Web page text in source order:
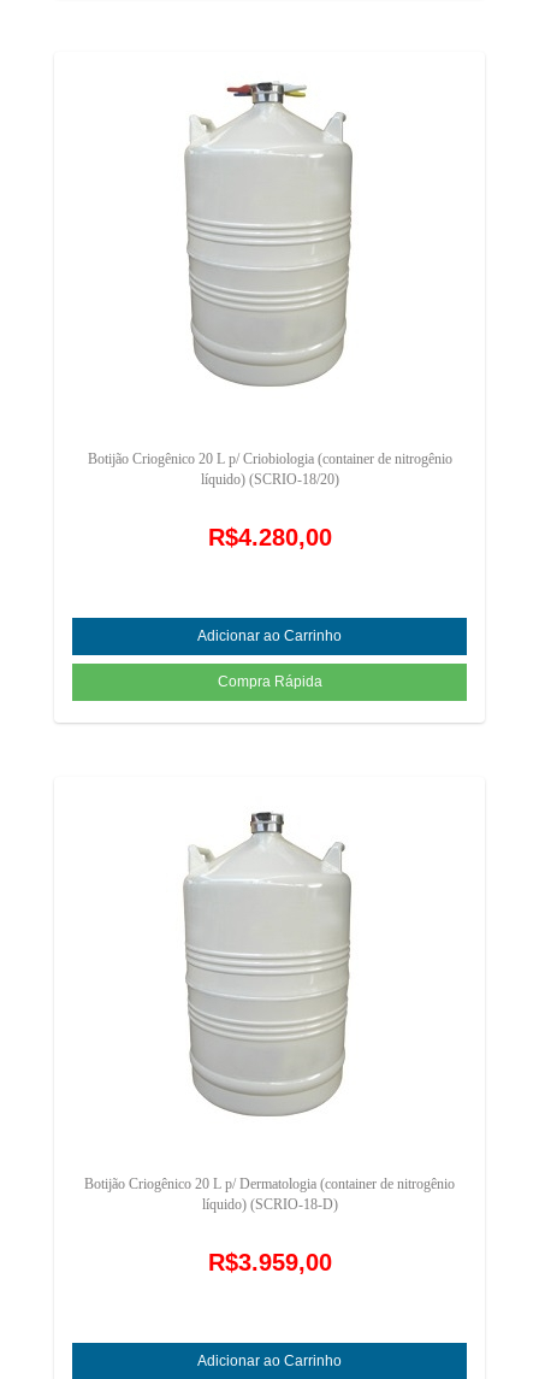
Botijão Criogênico 20 L p/ Criobiologia (container de nitrogênio
líquido) (SCRIO-18/20)
R$4.280,00
Botijão Criogênico 20 L p/ Dermatologia (container de nitrogênio
líquido) (SCRIO-18-D)
R$3.959,00